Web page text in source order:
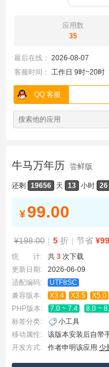
应用数
35
最后在线： 2026-08-07
客服时间： 工作日 9时~20时
QQ 客服
牛马万年历 尝鲜版
还剩 19656 天 13 小时 26
¥ 99.00
¥198.00 | 5 折 | 节省 ¥99
统 计: 共 3 次下载
更新日期:
2026-06-09
适配编码:
UTF8SC
兼容版本:
X3.4 X3.5 X5.0
PHP版本:
7.0 ~ 7.4
8.0 ~
标签分类:
小工具
移动属性:
该版本安装后自带
开发方式:
作者申明该应用 少